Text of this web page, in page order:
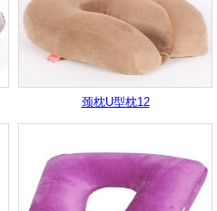
颈枕U型枕12